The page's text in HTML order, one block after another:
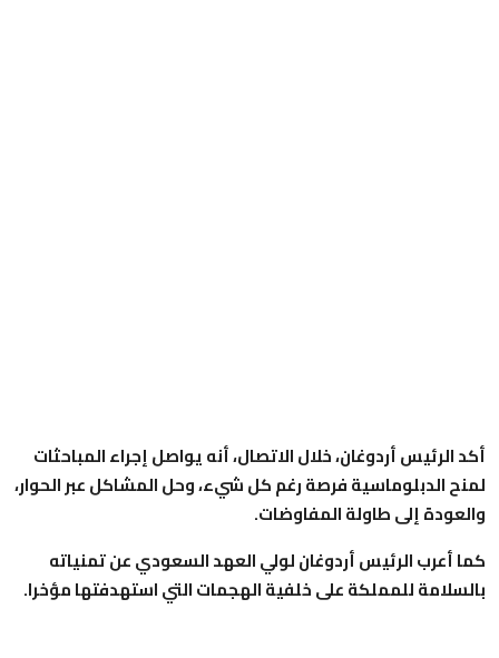
أكد الرئيس أردوغان، خلال الاتصال، أنه يواصل إجراء المباحثات
لمنح الدبلوماسية فرصة رغم كل شيء، وحل المشاكل عبر الحوار،
والعودة إلى طاولة المفاوضات.
كما أعرب الرئيس أردوغان لولي العهد السعودي عن تمنياته
بالسلامة للمملكة على خلفية الهجمات التي استهدفتها مؤخرا.